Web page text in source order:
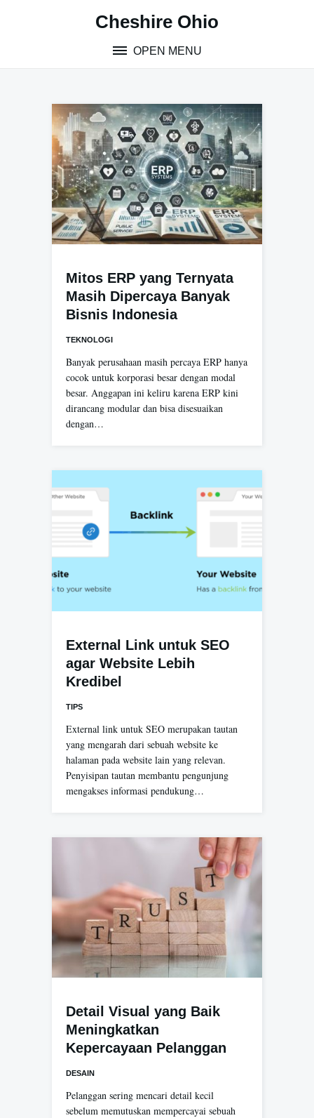
Cheshire Ohio
OPEN MENU
Mitos ERP yang Ternyata
Masih Dipercaya Banyak
Bisnis Indonesia
TEKNOLOGI
Banyak perusahaan masih percaya ERP hanya
cocok untuk korporasi besar dengan modal
besar. Anggapan ini keliru karena ERP kini
dirancang modular dan bisa disesuaikan
dengan…
External Link untuk SEO
agar Website Lebih
Kredibel
TIPS
External link untuk SEO merupakan tautan
yang mengarah dari sebuah website ke
halaman pada website lain yang relevan.
Penyisipan tautan membantu pengunjung
mengakses informasi pendukung…
Detail Visual yang Baik
Meningkatkan
Kepercayaan Pelanggan
DESAIN
Pelanggan sering mencari detail kecil
sebelum memutuskan mempercayai sebuah